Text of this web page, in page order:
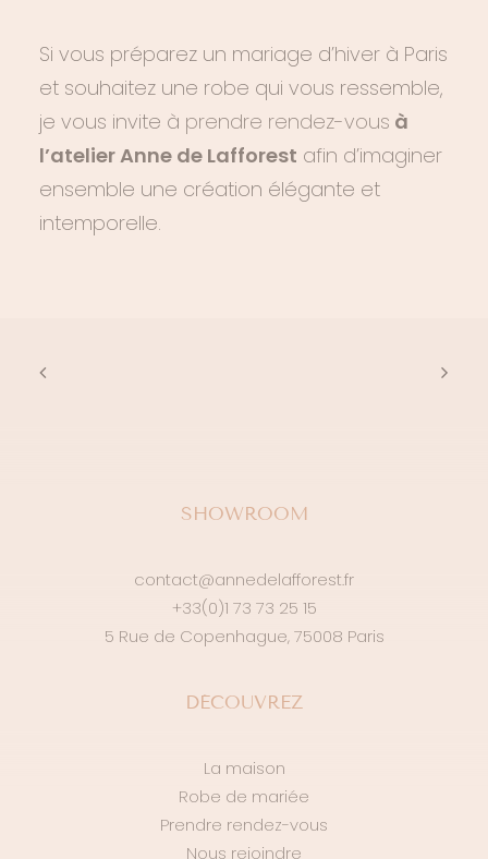
Si vous préparez un mariage d’hiver à Paris
et souhaitez une robe qui vous ressemble,
je vous invite à prendre rendez-vous à
l’atelier Anne de Lafforest afin d’imaginer
ensemble une création élégante et
intemporelle.
SHOWROOM
contact@annedelafforest.fr
+33(0)1 73 73 25 15
5 Rue de Copenhague, 75008 Paris
DÉCOUVREZ
La maison
Robe de mariée
Prendre rendez-vous
Nous rejoindre